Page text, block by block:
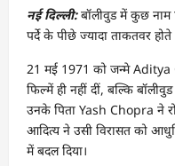
नई दिल्ली:बॉलीवुड में कुछ
पर्दे के पीछे ज्यादा ताकतवर
21 मई 1971 को जन्मे Aditya
फिल्में ही नहीं दीं, बल्कि
उनके पिता Yash Chopra ने
आदित्य ने उसी विरासत को
में बदल दिया।